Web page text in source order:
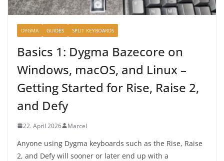
DYGMA GUIDES SPLIT KEYBOARDS
Basics 1: Dygma Bazecore on
Windows, macOS, and Linux –
Getting Started for Rise, Raise 2,
and Defy
22. April 2026 Marcel
Anyone using Dygma keyboards such as the Rise, Raise
2, and Defy will sooner or later end up with a